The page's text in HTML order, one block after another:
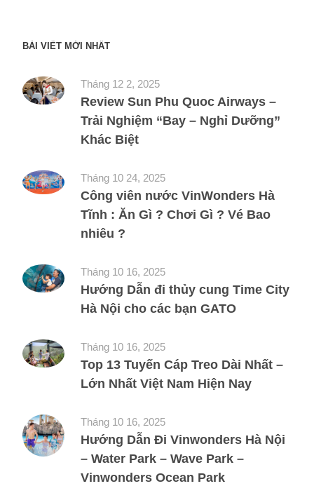
BÀI VIẾT MỚI NHẤT
Tháng 12 2, 2025
Review Sun Phu Quoc Airways –
Trải Nghiệm “Bay – Nghỉ Dưỡng”
Khác Biệt
Tháng 10 24, 2025
Công viên nước VinWonders Hà
Tĩnh : Ăn Gì ? Chơi Gì ? Vé Bao
nhiêu ?
Tháng 10 16, 2025
Hướng Dẫn đi thủy cung Time City
Hà Nội cho các bạn GATO
Tháng 10 16, 2025
Top 13 Tuyến Cáp Treo Dài Nhất –
Lớn Nhất Việt Nam Hiện Nay
Tháng 10 16, 2025
Hướng Dẫn Đi Vinwonders Hà Nội
– Water Park – Wave Park –
Vinwonders Ocean Park